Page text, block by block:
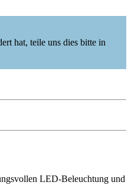
hat, teile uns dies bitte in
LED-Beleuchtung und